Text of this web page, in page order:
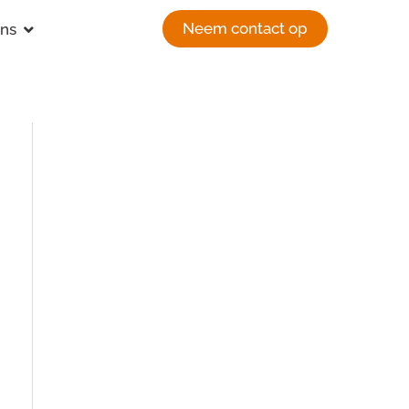
Open Over ons Neem contact op